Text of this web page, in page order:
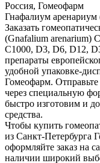
Россия, Гомеофарм
Гнафалиум аренариум
Заказать
(Gnafalium arenarium)
С1000, D3, D6, D12,
препараты
удобной упаковке-
Гомеофарм.
через специальную
быстро изготовим и
средства.
Чтобы купить
из Санкт-Петербурга
оформляйте заказ на
наличии широкий